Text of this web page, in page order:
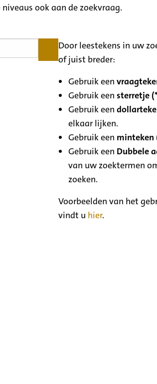
ook aan de zoekvraag.
Door leestekens in uw
of juist breder:
Gebruik een
Gebruik eensterretje
Gebruik een
elkaar lijken.
Gebruik een minteken
Gebruik een Dubbele
van uw zoektermen
zoeken.
Voorbeelden van het
vindt u hier.